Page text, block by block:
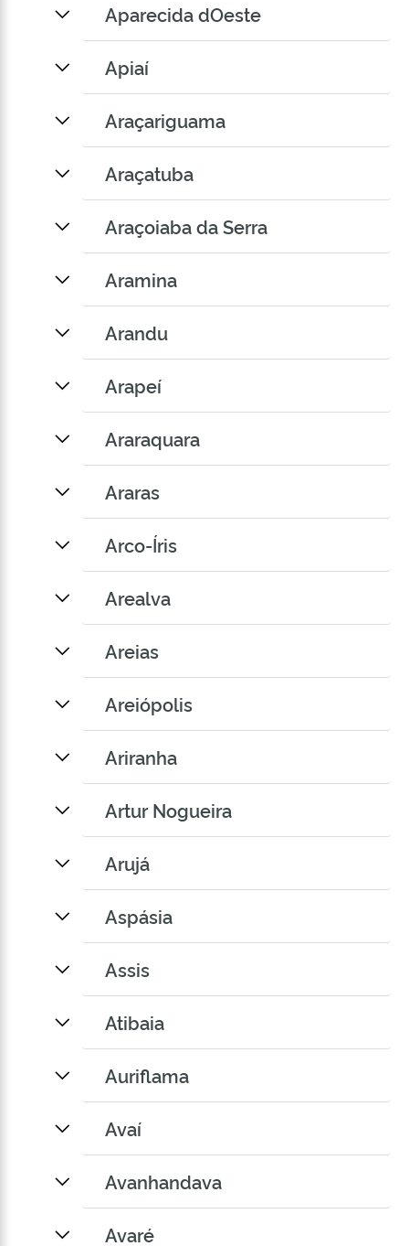
Aparecida dOeste
Apiaí
Araçariguama
Araçatuba
Araçoiaba da Serra
Aramina
Arandu
Arapeí
Araraquara
Araras
Arco-Íris
Arealva
Areias
Areiópolis
Ariranha
Artur Nogueira
Arujá
Aspásia
Assis
Atibaia
Auriflama
Avaí
Avanhandava
Avaré